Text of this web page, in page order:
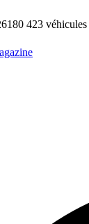
180 423